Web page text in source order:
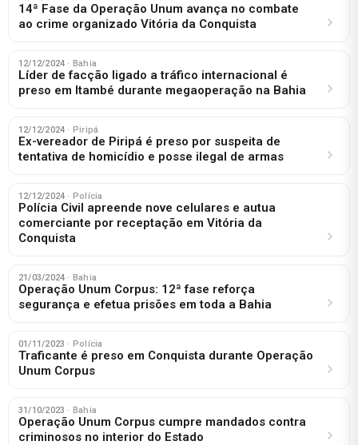
14ª Fase da Operação Unum avança no combate
ao crime organizado Vitória da Conquista
12/12/2024 · Bahia
Líder de facção ligado a tráfico internacional é
preso em Itambé durante megaoperação na Bahia
12/12/2024 · Piripá
Ex-vereador de Piripá é preso por suspeita de
tentativa de homicídio e posse ilegal de armas
12/12/2024 · Polícia
Polícia Civil apreende nove celulares e autua
comerciante por receptação em Vitória da
Conquista
21/03/2024 · Bahia
Operação Unum Corpus: 12ª fase reforça
segurança e efetua prisões em toda a Bahia
01/11/2023 · Polícia
Traficante é preso em Conquista durante Operação
Unum Corpus
31/10/2023 · Bahia
Operação Unum Corpus cumpre mandados contra
criminosos no interior do Estado